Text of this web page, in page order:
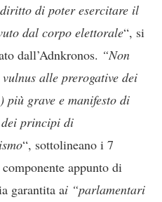
di poter esercitare il
dal corpo elettorale“, si
dall’Adnkronos. “Non
alle prerogative dei
grave e manifesto di
principi di
“, sottolineano i 7
appunto di
garantita ai “parlamentari